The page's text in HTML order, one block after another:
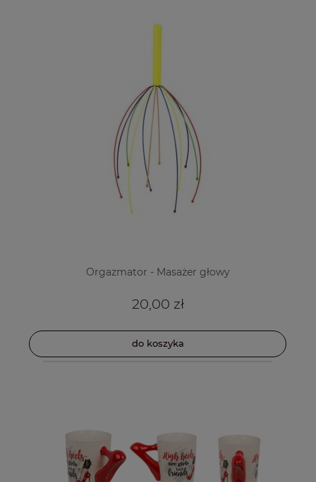
Orgazmator - Masażer głowy
20,00 zł
do koszyka